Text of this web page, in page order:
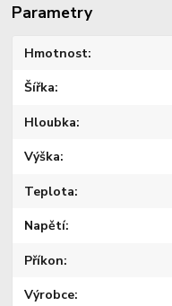
Parametry
Hmotnost
Šířka
Hloubka
Výška
Teplota
Napětí
Příkon
Výrobce